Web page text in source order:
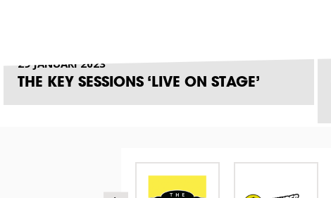
29 JANUARI 2023
THE KEY SESSIONS ‘LIVE ON STAGE’